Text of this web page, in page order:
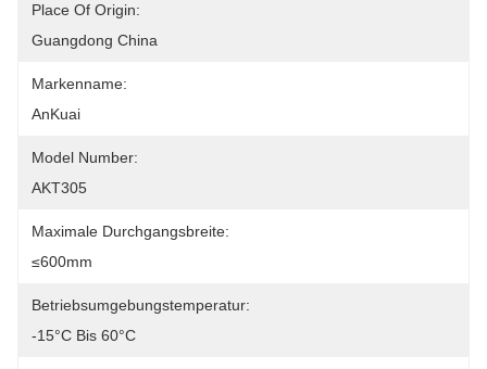
Place Of Origin:
Guangdong China
Markenname:
AnKuai
Model Number:
AKT305
Maximale Durchgangsbreite:
≤600mm
Betriebsumgebungstemperatur:
-15°C Bis 60°C